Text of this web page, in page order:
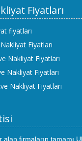
Fiyatları
fiyatları
Fiyatları
Nakliyat Fiyatları
Nakliyat Fiyatları
Nakliyat Fiyatları
alan firmaların tamamı